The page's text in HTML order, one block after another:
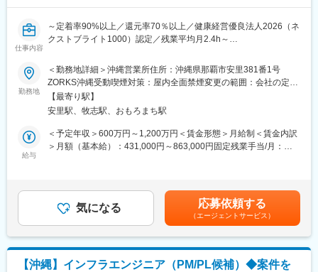
宅勤務手当なども社員の要望から1年以内に実現しています。
■評価・キャリア支援
年1回の定期昇給に加え、案件単価の向上や成果に応じた昇給も実
ア相談についても営業担当が伴走し、スキルアップや次のキャリ
ア形成をサポートします。
■プロジェクト例：
策）…数百万規模の同時接続を支えるため、キャッシング戦略や
非同期処理を駆使し、低遅延かつ安定した配信APIを設計、実装し
メインごとに分割し、Go言語とgRPCを用いたマイクロサービス
アーキテクチャへ刷新します。
・数百万UU規模ECサイトのバックエンド刷新（Laravel→Go／
GCP）…トラフィック増大に耐えうるアーキテクチャへの移行に
向け、データベースの水平分割（Sharding）やクエリチューニン
グを担います。
仕事内容
～定着率90%以上／還元率70％以上／健康経営優良法人2026（ネ
クストブライト1000）認定／残業平均月2.4h～
■業務内容：
ネットワークエンジニアとして、プロジェクトに携わっていただ
きます。関係部署との要件調整、コスト管理、マネジメント業
務、メンバーの育成や指導もご担当いただきます。テックリード
をご希望の場合、テックリードとしての業務をお願いいたしま
す。
Web/業務系システム、アプリ開発、AI関連など、1,000社以上の
■事業基盤の安定性
当社の案件の約7割は大手一次請けSIer案件となっており、安定し
がっています。
勤務地
＜勤務地詳細＞沖縄営業所住所：沖縄県那覇市安里381番1号
ZORKS沖縄受動喫煙対策：屋内全面禁煙変更の範囲：会社の定め
る事業所（リモートワーク含む）
【最寄り駅】
安里駅、牧志駅、おもろまち駅
給与
＜予定年収＞600万円～1,200万円＜賃金形態＞月給制＜賃金内訳
＞月額（基本給）：431,000円～863,000円固定残業手当/月：
でも目安の金額であり、選考を通じて上下する可能性がありま
す。月給(月額)は固定手当を含めた表記です。
気になる 応募依頼する
（エージェントサービス）
【沖縄】インフラエンジニア（PM/PL候補）◆案件を